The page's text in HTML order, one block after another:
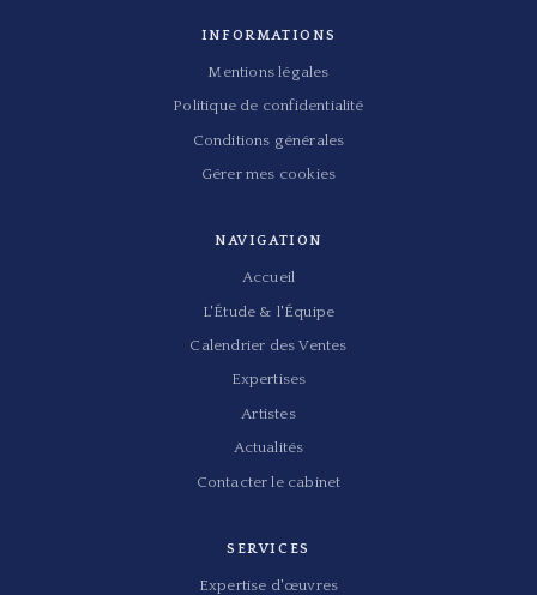
INFORMATIONS
Mentions légales
Politique de confidentialité
Conditions générales
Gérer mes cookies
NAVIGATION
Accueil
L'Étude & l'Équipe
Calendrier des Ventes
Expertises
Artistes
Actualités
Contacter le cabinet
SERVICES
Expertise d'œuvres